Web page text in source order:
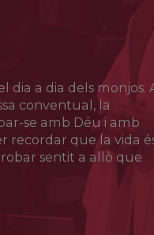
segons l’exemple de
va superar grans
canonitzada el 2011.
dia a dia dels monjos.
conventual, la
se amb Déu i amb
recordar que la vida
sentit a allò que